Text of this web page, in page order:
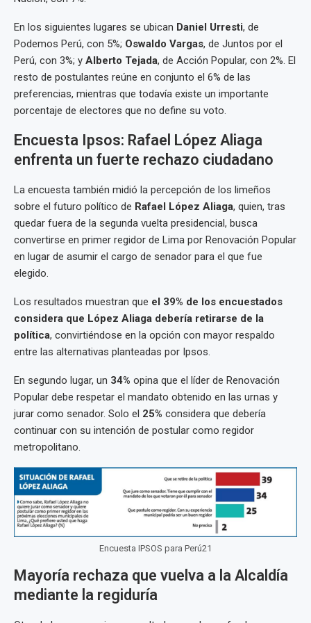
En los siguientes lugares se ubican Daniel Urresti, de
Podemos Perú, con 5%; Oswaldo Vargas, de Juntos por el
Perú, con 3%; y Alberto Tejada, de Acción Popular, con 2%. El
resto de postulantes reúne en conjunto el 6% de las
preferencias, mientras que todavía existe un importante
porcentaje de electores que no define su voto.
Encuesta Ipsos: Rafael López Aliaga
enfrenta un fuerte rechazo ciudadano
La encuesta también midió la percepción de los limeños
sobre el futuro político de Rafael López Aliaga, quien, tras
quedar fuera de la segunda vuelta presidencial, busca
convertirse en primer regidor de Lima por Renovación Popular
en lugar de asumir el cargo de senador para el que fue
elegido.
Los resultados muestran que el 39% de los encuestados
considera que López Aliaga debería retirarse de la
política, convirtiéndose en la opción con mayor respaldo
entre las alternativas planteadas por Ipsos.
En segundo lugar, un 34% opina que el líder de Renovación
Popular debe respetar el mandato obtenido en las urnas y
jurar como senador. Solo el 25% considera que debería
continuar con su intención de postular como regidor
metropolitano.
Encuesta IPSOS para Perú21
Mayoría rechaza que vuelva a la Alcaldía
mediante la regiduría